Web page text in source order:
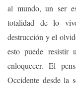
al mundo, un ser
totalidad de lo
destrucción y el
esto puede resistir
enloquecer. El
Occidente desde la